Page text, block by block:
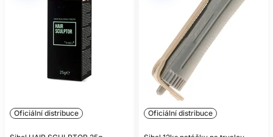
Oficiální distribuce Oficiální distribuce